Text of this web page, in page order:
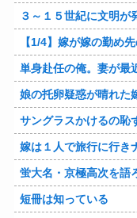
３～１５世紀に文明が
【1/4】嫁が嫁の勤め先の社長と不倫している。証拠を掴む前に
単身赴任の俺。妻が最近ある男と頻繁に会っている。電話で問い詰め
娘の托卵疑惑が晴れた嫁。「安心した、もっと早く打ち明けて鑑定
サングラスかけるの恥ずかしいと
嫁は１人で旅行に行きナンパされついていったり、出会い系で知り合
蛍大名・京極高次を語
短冊は知っている